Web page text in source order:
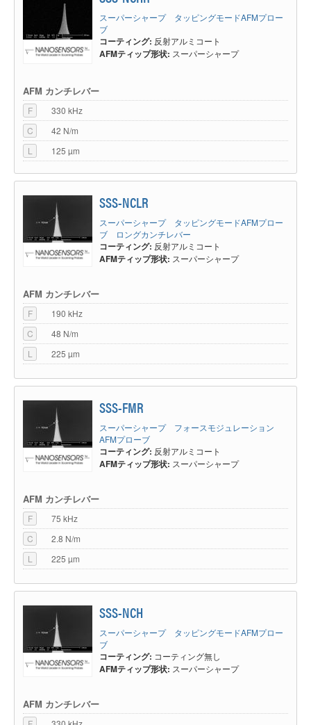
スーパーシャープ タッピングモードAFMプロー
ブ
コーティング: 反射アルミコート
AFMティップ形状: スーパーシャープ
AFM カンチレバー
F
330 kHz
C
42 N/m
L
125 µm
SSS-NCLR
スーパーシャープ タッピングモードAFMプロー
ブ ロングカンチレバー
コーティング: 反射アルミコート
AFMティップ形状: スーパーシャープ
AFM カンチレバー
F
190 kHz
C
48 N/m
L
225 µm
SSS-FMR
スーパーシャープ フォースモジュレーション
AFMプローブ
コーティング: 反射アルミコート
AFMティップ形状: スーパーシャープ
AFM カンチレバー
F
75 kHz
C
2.8 N/m
L
225 µm
SSS-NCH
スーパーシャープ タッピングモードAFMプロー
ブ
コーティング: コーティング無し
AFMティップ形状: スーパーシャープ
AFM カンチレバー